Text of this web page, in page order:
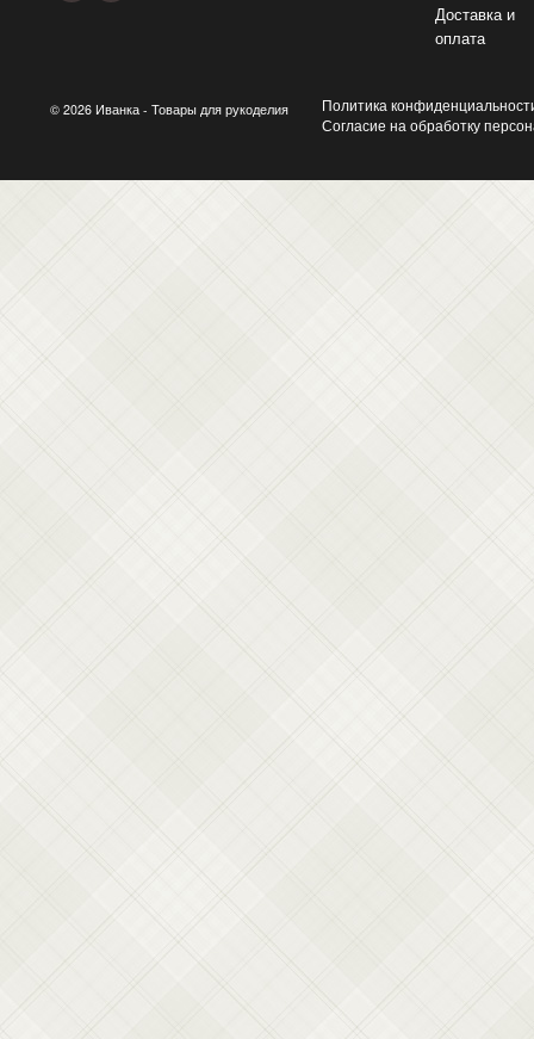
Доставка и
оплата
© 2026 Иванка - Товары для рукоделия
Политика
Согласие на обработку